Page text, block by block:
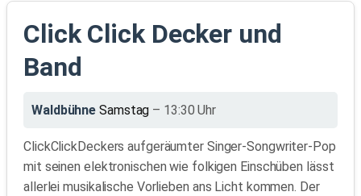
Click Click Decker und
Band
Waldbühne Samstag – 13:30 Uhr
ClickClickDeckers aufgeräumter Singer-Songwriter-Pop
mit seinen elektronischen wie folkigen Einschüben lässt
allerlei musikalische Vorlieben ans Licht kommen. Der